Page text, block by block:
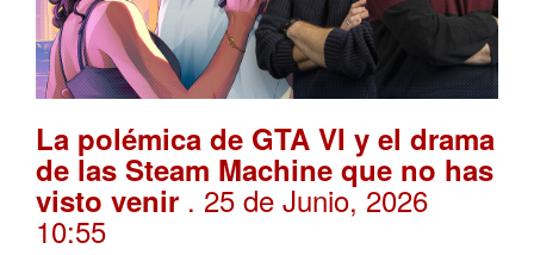
La polémica de GTA VI y el drama
de las Steam Machine que no has
visto venir . 25 de Junio, 2026
10:55